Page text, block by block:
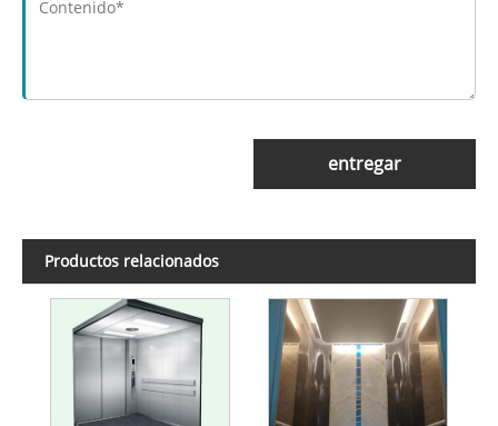
entregar
Productos relacionados